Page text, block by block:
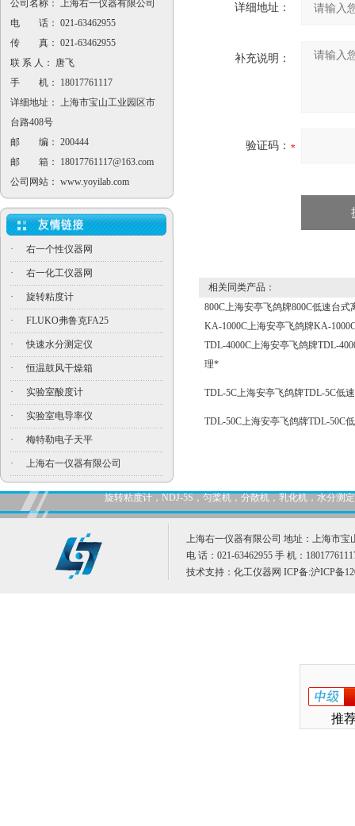
公司名称： 上海右一仪器有限公司
电 话： 021-63462955
传 真： 021-63462955
联 系 人： 唐飞
手 机： 18017761117
详细地址： 上海市宝山工业园区市
台路408号
邮 编： 200444
邮 箱：
18017761117@163.com
公司网站： www.yoyilab.com
· 右一个性仪器网
· 右一化工仪器网
· 旋转粘度计
· FLUKO弗鲁克FA25
· 快速水分测定仪
· 恒温鼓风干燥箱
· 实验室酸度计
· 实验室电导率仪
· 梅特勒电子天平
· 上海右一仪器有限公司
详细地址：
补充说明：
验证码：
相关同类产品：
800C上海安亭飞鸽牌800C低速台
KA-1000C上海安亭飞鸽牌KA-
TDL-4000C上海安亭飞鸽牌TDL-
理*
TDL-5C上海安亭飞鸽牌TDL-5C低
TDL-50C上海安亭飞鸽牌TDL-50C
旋转粘度计，NDJ-5S，匀桨机，分散机，乳化机，水分测
上海右一仪器有限公司 地址：上海市宝
电 话：021-63462955 手 机：
技术支持： 化工仪器网 ICP备:沪ICP备
推